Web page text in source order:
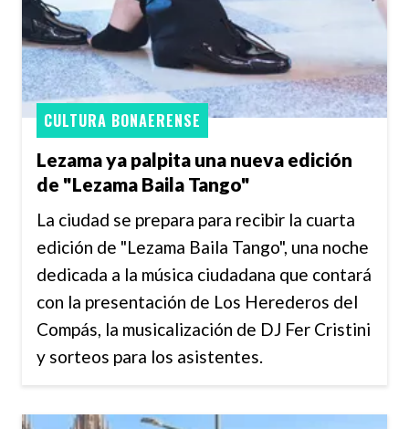
Lezama ya palpita una nueva edición
de "Lezama Baila Tango"
CULTURA BONAERENSE
La ciudad se prepara para recibir la cuarta
edición de "Lezama Baila Tango", una noche
dedicada a la música ciudadana que contará
con la presentación de Los Herederos del
Compás, la musicalización de DJ Fer Cristini
y sorteos para los asistentes.